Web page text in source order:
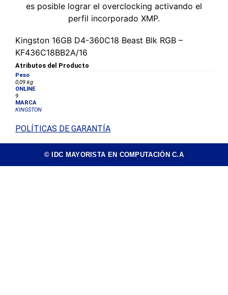
es posible lograr el overclocking activando el
perfil incorporado XMP.
Kingston 16GB D4-360C18 Beast Blk RGB –
KF436C18BB2A/16
Atributos del Producto
Peso
0,09 kg
ONLINE
9
MARCA
KINGSTON
POLÍTICAS DE GARANTÍA
© IDC MAYORISTA EN COMPUTACIÓN C.A